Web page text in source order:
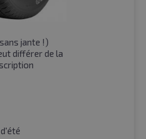
jante !)
différer de la